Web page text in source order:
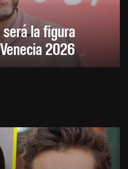
será la figura
2026